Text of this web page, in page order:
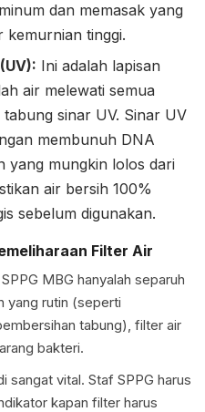
dan memasak yang
kemurnian tinggi.
Ini adalah lapisan
air melewati semua
sinar UV. Sinar UV
membunuh DNA
yang mungkin lolos dari
air bersih 100%
sebelum digunakan.
Filter Air
MBG hanyalah separuh
yang rutin (seperti
tabung), filter air
bakteri.
sangat vital. Staf SPPG harus
kapan filter harus